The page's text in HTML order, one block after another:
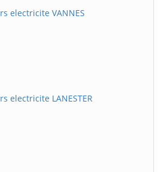
electricite VANNES
electricite LANESTER